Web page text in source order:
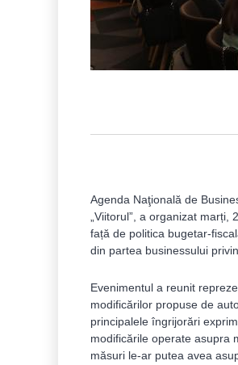
Agenda Naţională de
„Viitorul”, a organizat
față de politica bugetar-
din partea businessului
Evenimentul a reunit
modificărilor propuse de
principalele îngrijorări
modificările operate asupra
măsuri le-ar putea avea